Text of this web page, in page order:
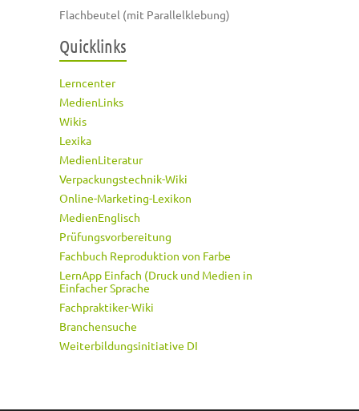
Flachbeutel (mit Parallelklebung)
Quicklinks
Lerncenter
MedienLinks
Wikis
Lexika
MedienLiteratur
Verpackungstechnik-Wiki
Online-Marketing-Lexikon
MedienEnglisch
Prüfungsvorbereitung
Fachbuch Reproduktion von Farbe
LernApp Einfach (Druck und Medien in
Einfacher Sprache
Fachpraktiker-Wiki
Branchensuche
Weiterbildungsinitiative DI